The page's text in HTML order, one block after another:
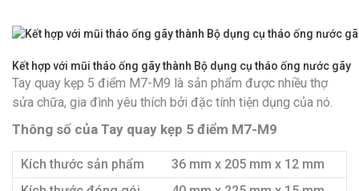
Kết hợp với mũi tháo ống gãy thành Bộ dụng cụ tháo ống nước gãy
Tay quay kẹp 5 điểm M7-M9 là sản phẩm được nhiều thợ
sửa chữa, gia đình yêu thích bởi đặc tính tiện dụng của nó.
Thông số của Tay quay kẹp 5 điểm M7-M9
Kích thước sản phẩm
36 mm x 205 mm x 12 mm